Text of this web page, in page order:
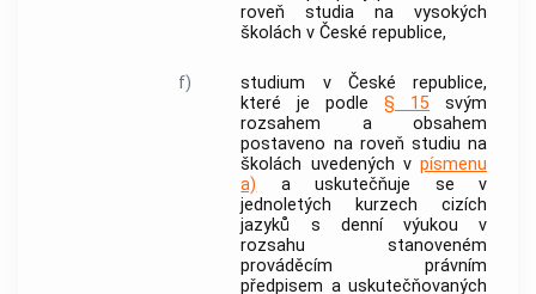
roveň studia na vysokých
školách v České republice,
f)
studium v České republice,
které je podle§ 15 svým
rozsahem a obsahem
postaveno na roveň studiu na
školách uvedených v písmenu
a) a uskutečňuje se v
jednoletých kurzech cizích
jazyků s denní výukou v
rozsahu stanoveném
prováděcím právním
předpisem a uskutečňovaných